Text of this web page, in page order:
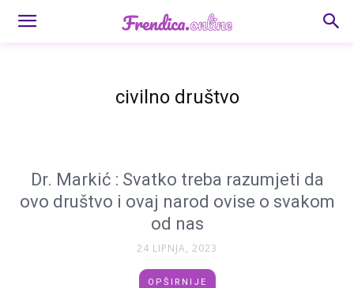
civilno društvo
Dr. Markić : Svatko treba razumjeti da
ovo društvo i ovaj narod ovise o svakom
od nas
24 LIPNJA, 2023
OPŠIRNIJE